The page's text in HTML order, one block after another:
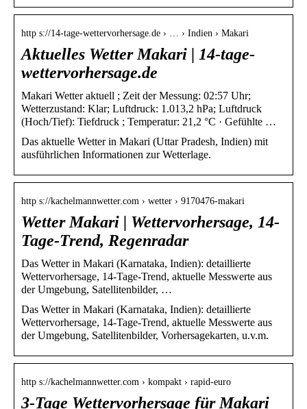
http s://14-tage-wettervorhersage.de › … › Indien › Makari
Aktuelles Wetter Makari | 14-tage-
wettervorhersage.de
Makari Wetter aktuell ; Zeit der Messung: 02:57 Uhr;
Wetterzustand: Klar; Luftdruck: 1.013,2 hPa; Luftdruck
(Hoch/Tief): Tiefdruck ; Temperatur: 21,2 °C · Gefühlte …
Das aktuelle Wetter in Makari (Uttar Pradesh, Indien) mit
ausführlichen Informationen zur Wetterlage.
http s://kachelmannwetter.com › wetter › 9170476-makari
Wetter Makari | Wettervorhersage, 14-
Tage-Trend, Regenradar
Das Wetter in Makari (Karnataka, Indien): detaillierte
Wettervorhersage, 14-Tage-Trend, aktuelle Messwerte aus
der Umgebung, Satellitenbilder, …
Das Wetter in Makari (Karnataka, Indien): detaillierte
Wettervorhersage, 14-Tage-Trend, aktuelle Messwerte aus
der Umgebung, Satellitenbilder, Vorhersagekarten, u.v.m.
http s://kachelmannwetter.com › kompakt › rapid-euro
3-Tage Wettervorhersage für Makari